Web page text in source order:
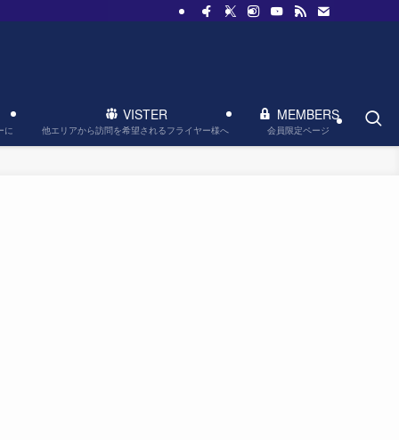
に
VISTER
他エリアから訪問を希望されるフライヤー様へ
MEMBERS
会員限定ページ